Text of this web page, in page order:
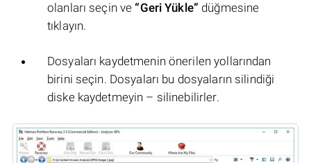
olanları seçin ve “Geri Yükle” düğmesine
tıklayın.
Dosyaları kaydetmenin önerilen yollarından
birini seçin. Dosyaları bu dosyaların silindiği
diske kaydetmeyin – silinebilirler.